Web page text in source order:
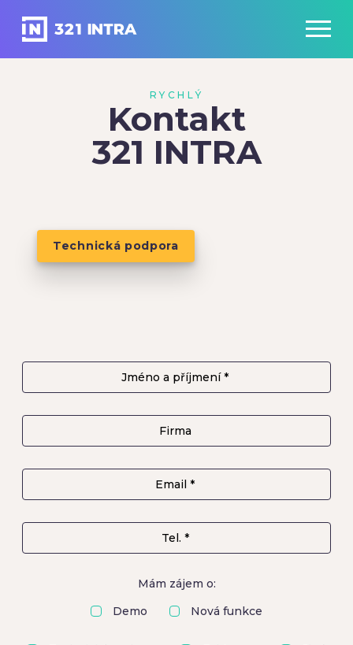
RYCHLÝ
Kontakt
321 INTRA
Technická podpora
Mám zájem o:
Demo
Nová funkce